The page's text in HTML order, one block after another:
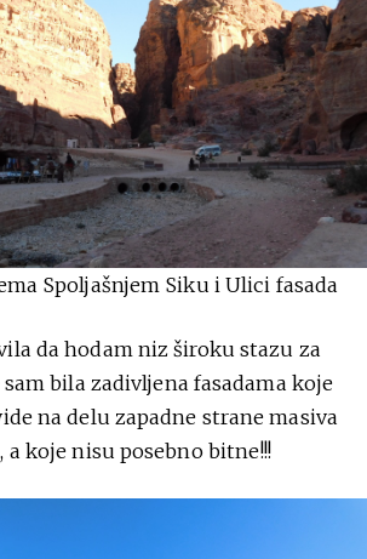
Spoljašnjem Siku i Ulici fasada
da hodam niz široku stazu za
bila zadivljena fasadama koje
na delu zapadne strane masiva
a koje nisu posebno bitne!!!